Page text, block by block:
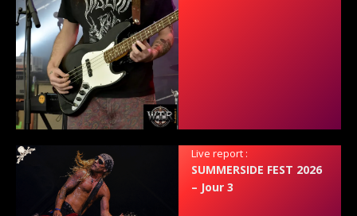
Live report :
SUMMERSIDE FEST 2026
– Jour 3